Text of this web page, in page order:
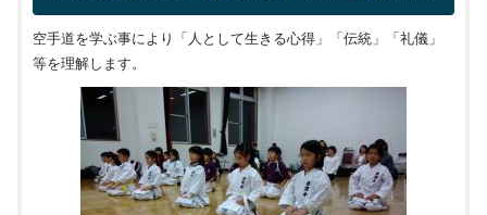
空手道を学ぶ事により「人として生きる心得」「伝統」「礼儀」
等を理解します。